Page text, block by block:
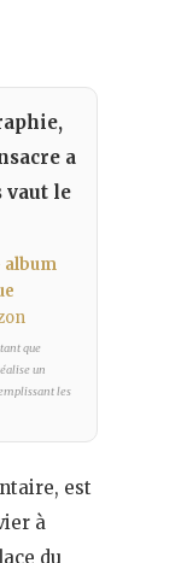
a
vaut le
album
que
un
les
est
à
du